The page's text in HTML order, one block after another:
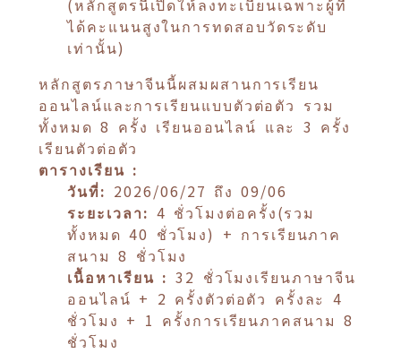
ได้คะแนนสูงในการทดสอบวัดระดับ
เท่านั้น)
หลักสูตรภาษาจีนนี้ผสมผสานการเรียน
ออนไลน์และการเรียนแบบตัวต่อตัว รวม
ทั้งหมด 8 ครั้ง เรียนออนไลน์ และ 3 ครั้ง
เรียนตัวต่อตัว
ตารางเรียน :
วันที่: 2026/06/27 ถึง 09/06
ระยะเวลา: 4 ชั่วโมงต่อครั้ง(รวม
ทั้งหมด 40 ชั่วโมง) + การเรียนภาค
สนาม 8 ชั่วโมง
เนื้อหาเรียน : 32 ชั่วโมงเรียนภาษาจีน
ออนไลน์ + 2 ครั้งตัวต่อตัว ครั้งละ 4
ชั่วโมง + 1 ครั้งการเรียนภาคสนาม 8
ชั่วโมง